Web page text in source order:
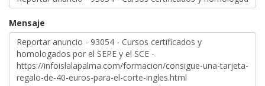
Mensaje